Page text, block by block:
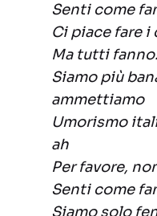
Senti come
Ci piace fare
Ma tutti
Siamo più
ammettiamo
Umorismo
ah
Per favore,
Senti come
Siamo solo